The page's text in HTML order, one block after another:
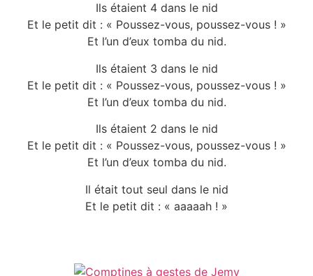
Ils étaient 4 dans le nid
Et le petit dit : « Poussez-vous, poussez-vous ! »
Et l’un d’eux tomba du nid.
Ils étaient 3 dans le nid
Et le petit dit : « Poussez-vous, poussez-vous ! »
Et l’un d’eux tomba du nid.
Ils étaient 2 dans le nid
Et le petit dit : « Poussez-vous, poussez-vous ! »
Et l’un d’eux tomba du nid.
Il était tout seul dans le nid
Et le petit dit : « aaaaah ! »